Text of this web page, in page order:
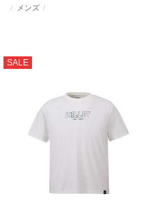
メンズ
SALE